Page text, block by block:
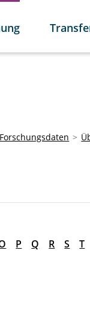
Forschungsdaten
P Q R S T